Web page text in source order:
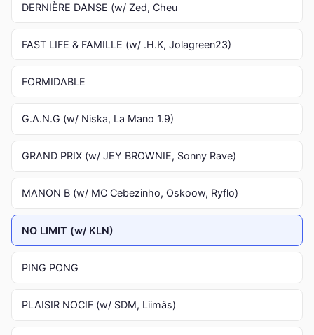
DERNIÈRE DANSE (w/ Zed, Cheu
FAST LIFE & FAMILLE (w/ .H.K, Jolagreen23)
FORMIDABLE
G.A.N.G (w/ Niska, La Mano 1.9)
GRAND PRIX (w/ JEY BROWNIE, Sonny Rave)
MANON B (w/ MC Cebezinho, Oskoow, Ryflo)
NO LIMIT (w/ KLN)
PING PONG
PLAISIR NOCIF (w/ SDM, Liimâs)